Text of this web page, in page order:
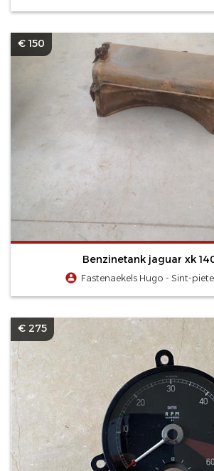
€ 150
Benzinetank jaguar xk
Fastenaekels Hugo - Sint-
€ 275